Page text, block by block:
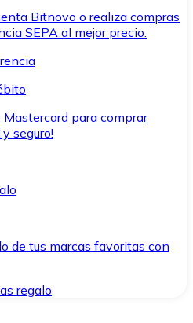
Bitnovo o realiza compras
SEPA al mejor precio.
para comprar
seguro!
de tus marcas favoritas con
regalo